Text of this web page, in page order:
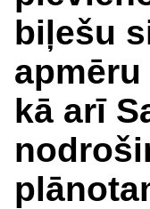
biļešu
kā arī